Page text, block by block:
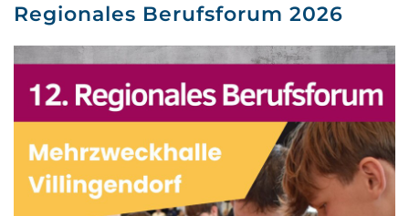
Regionales Berufsforum 2026